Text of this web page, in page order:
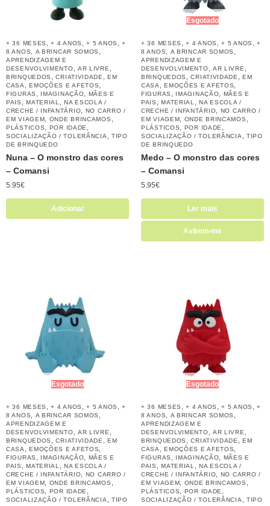
+ 36 MESES ,+ 4 ANOS ,+ 5 ANOS ,+
8 ANOS
A BRINCAR SOMOS
APRENDIZAGEM E
DESENVOLVIMENTO
AR LIVRE
BRINQUEDOS ,CRIATIVIDADE ,EM
CASA
,EMOÇÕES E AFETOS
FIGURAS IMAGINAÇÃO
MÃES E
PAIS
,MATERIAL ,NA ESCOLA /
CRECHE / INFANTÁRIO
NO CARRO /
EM VIAGEM
ONDE BRINCAMOS
PLÁSTICOS POR IDADE
SOCIALIZAÇÃO / TOLERÂNCIA
TIPO
DE BRINQUEDO
Nuna – O monstro das cores
– Comansi
5.95€
Adicionar
Esgotado
+ 36 MESES ,+ 4 ANOS ,+ 5 ANOS ,+
8 ANOS
A BRINCAR SOMOS
APRENDIZAGEM E
DESENVOLVIMENTO
AR LIVRE
BRINQUEDOS ,CRIATIVIDADE ,EM
CASA
,EMOÇÕES E AFETOS
FIGURAS IMAGINAÇÃO
MÃES E
PAIS
,MATERIAL ,NA ESCOLA /
CRECHE / INFANTÁRIO
NO CARRO /
EM VIAGEM
ONDE BRINCAMOS
PLÁSTICOS POR IDADE
SOCIALIZAÇÃO / TOLERÂNCIA
TIPO
DE BRINQUEDO
Medo – O monstro das cores
– Comansi
5.95€
Ler mais
Avisem-me
Esgotado
+ 36 MESES ,+ 4 ANOS ,+ 5 ANOS ,+
8 ANOS
A BRINCAR SOMOS
APRENDIZAGEM E
DESENVOLVIMENTO
AR LIVRE
BRINQUEDOS ,CRIATIVIDADE ,EM
CASA
,EMOÇÕES E AFETOS
FIGURAS IMAGINAÇÃO
MÃES E
PAIS
,MATERIAL ,NA ESCOLA /
CRECHE / INFANTÁRIO
NO CARRO /
EM VIAGEM
ONDE BRINCAMOS
PLÁSTICOS POR IDADE
SOCIALIZAÇÃO / TOLERÂNCIA
TIPO
Esgotado
+ 36 MESES ,+ 4 ANOS ,+ 5 ANOS ,+
8 ANOS
A BRINCAR SOMOS
APRENDIZAGEM E
DESENVOLVIMENTO
AR LIVRE
BRINQUEDOS ,CRIATIVIDADE ,EM
CASA
,EMOÇÕES E AFETOS
FIGURAS IMAGINAÇÃO
MÃES E
PAIS
,MATERIAL ,NA ESCOLA /
CRECHE / INFANTÁRIO
NO CARRO /
EM VIAGEM
ONDE BRINCAMOS
PLÁSTICOS POR IDADE
SOCIALIZAÇÃO / TOLERÂNCIA
TIPO